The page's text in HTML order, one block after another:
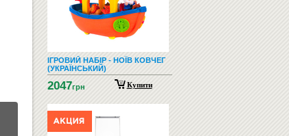
ІГРОВИЙ НАБІР - НОЇВ КОВЧЕГ
(УКРАЇНСЬКИЙ)
2047грн Купити